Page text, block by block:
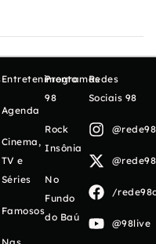
Entretenimento
Agenda
Cinema,
TV e
Séries
Famosos
Programas
98
Rock
Insônia
No
Fundo
do Baú
Redes
Sociais 98
/
@98live